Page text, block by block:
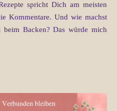
spricht Dich am meisten
Kommentare. Und wie machst
Backen? Das würde mich